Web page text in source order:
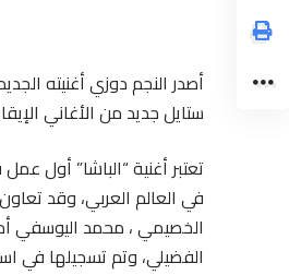
أصدر النجم دوزي أغنيته
ستايل جديد من الأغاني
تعتبر أغنية “الباشا” أول
في العالم العربي، وقد
الخصيمي ، محمد اليوسفي
الفضيلي، وتم تسجيلها في